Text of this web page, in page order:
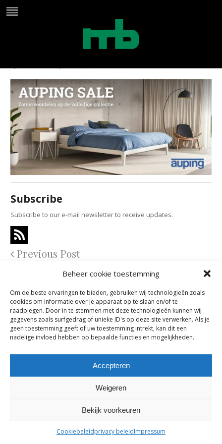
Beheer cookie toestemming
Om de beste ervaringen te bieden, gebruiken wij technologieën zoals
cookies om informatie over je apparaat op te slaan en/of te
raadplegen. Door in te stemmen met deze technologieën kunnen wij
gegevens zoals surfgedrag of unieke ID's op deze site verwerken. Als je
geen toestemming geeft of uw toestemming intrekt, kan dit een
nadelige invloed hebben op bepaalde functies en mogelijkheden.
Accepteren
Weigeren
Bekijk voorkeuren
Cookiebeleidprivacy beleidImpressum
Subscribe
Subscribe to our e-mail newsletter to receive updates.
Previous Post
Comments are closed.
maes-boons nv | interieur - meubelen - maatwerk | bazelstraat 61
- 9150 Kruibeke |tel. +32 03 774 10 60